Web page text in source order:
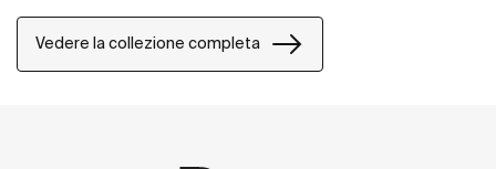
adattarsi perfettamente ad ogni spazio.
Vedere la collezione completa